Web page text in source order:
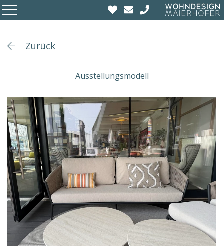
Zurück
Ausstellungsmodell